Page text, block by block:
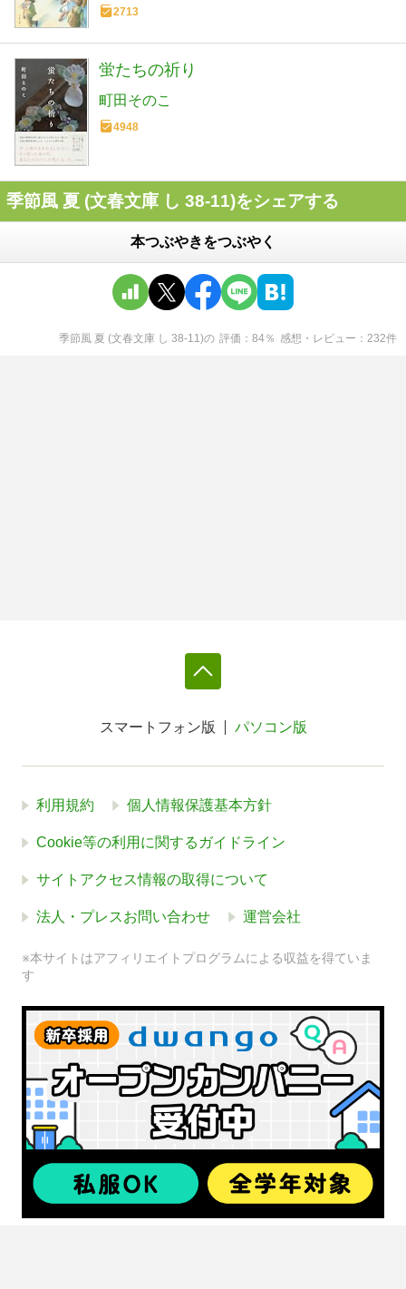
2713
蛍たちの祈り
町田そのこ
4948
季節風 夏 (文春文庫 し 38-11)をシェアする
本つぶやきをつぶやく
季節風 夏 (文春文庫 し 38-11)の 評価 84％ 感想・レビュー 232件
スマートフォン版 パソコン版
利用規約 個人情報保護基本方針
Cookie等の利用に関するガイドライン
サイトアクセス情報の取得について
法人・プレスお問い合わせ 運営会社
※本サイトはアフィリエイトプログラムによる収益を得ていま
す